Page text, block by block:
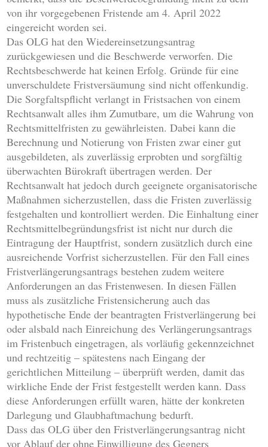
von ihr vorgegebenen Fristende am 4. April 2022
eingereicht worden sei.
Das OLG hat den Wiedereinsetzungsantrag
zurückgewiesen und die Beschwerde verworfen. Die
Rechtsbeschwerde hat keinen Erfolg. Gründe für eine
unverschuldete Fristversäumung sind nicht offenkundig.
Die Sorgfaltspflicht verlangt in Fristsachen von einem
Rechtsanwalt alles ihm Zumutbare, um die Wahrung von
Rechtsmittelfristen zu gewährleisten. Dabei kann die
Berechnung und Notierung von Fristen zwar einer gut
ausgebildeten, als zuverlässig erprobten und sorgfältig
überwachten Bürokraft übertragen werden. Der
Rechtsanwalt hat jedoch durch geeignete organisatorische
Maßnahmen sicherzustellen, dass die Fristen zuverlässig
festgehalten und kontrolliert werden. Die Einhaltung einer
Rechtsmittelbegründungsfrist ist nicht nur durch die
Eintragung der Hauptfrist, sondern zusätzlich durch eine
ausreichende Vorfrist sicherzustellen. Für den Fall eines
Fristverlängerungsantrags bestehen zudem weitere
Anforderungen an das Fristenwesen. In diesen Fällen
muss als zusätzliche Fristensicherung auch das
hypothetische Ende der beantragten Fristverlängerung bei
oder alsbald nach Einreichung des Verlängerungsantrags
im Fristenbuch eingetragen, als vorläufig gekennzeichnet
und rechtzeitig – spätestens nach Eingang der
gerichtlichen Mitteilung – überprüft werden, damit das
wirkliche Ende der Frist festgestellt werden kann. Dass
diese Anforderungen erfüllt waren, hätte der konkreten
Darlegung und Glaubhaftmachung bedurft.
Dass das OLG über den Fristverlängerungsantrag nicht
vor Ablauf der ohne Einwilligung des Gegners